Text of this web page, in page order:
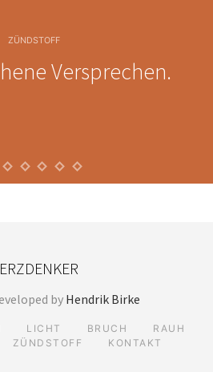
ZÜNDSTOFF
Versprechen.
LICHT BRUCH
RAUH
ZÜNDSTOFF KONTAKT
by Hendrik Birke